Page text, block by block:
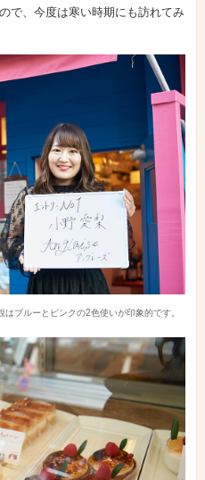
で、今度は寒い時期にも訪れてみ
ブルーとピンクの2色使いが印象的です。